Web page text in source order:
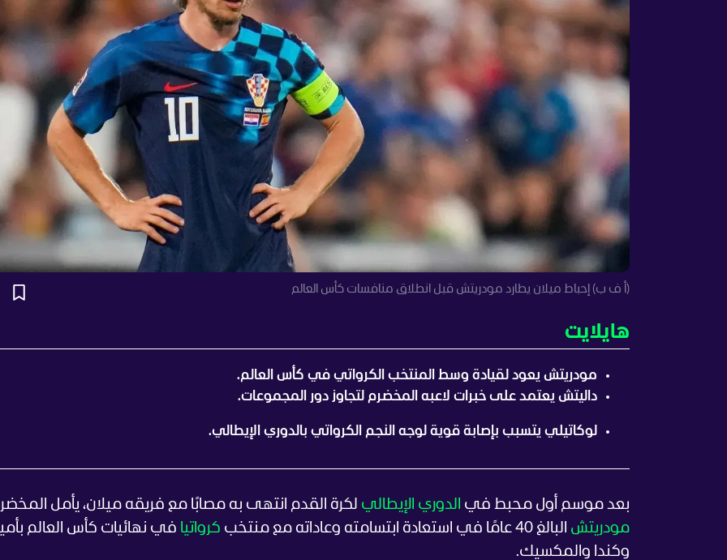
(أ ف ب) إحباط ميلان يطارد مودريتش قبل انطلاق منافسات كأس العالم
هايلايت
مودريتش يعود لقيادة وسط المنتخب الكرواتي في كأس العالم.
داليتش يعتمد على خبرات لاعبه المخضرم لتجاوز دور المجموعات.
لوكاتيلي يتسبب بإصابة قوية لوجه النجم الكرواتي بالدوري الإيطالي.
بعد موسم أول محبط في الدوري الإيطالي لكرة القدم انتهى به مصابًا مع فريقه ميلان، يأمل
مودريتش البالغ 40 عامًا في استعادة ابتسامته وعاداته مع منتخب كرواتيا في نهائيات كأس العالم
وكندا والمكسيك.